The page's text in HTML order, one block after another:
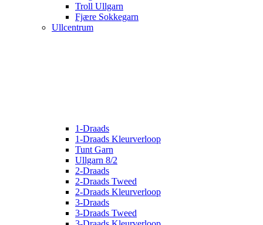
Troll Ullgarn
Fjære Sokkegarn
Ullcentrum
1-Draads
1-Draads Kleurverloop
Tunt Garn
Ullgarn 8/2
2-Draads
2-Draads Tweed
2-Draads Kleurverloop
3-Draads
3-Draads Tweed